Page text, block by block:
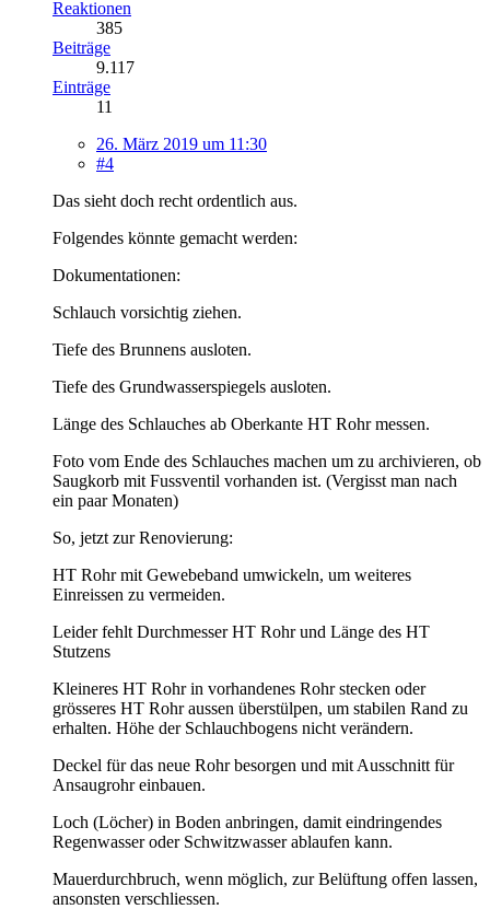
Reaktionen
385
Beiträge
9.117
Einträge
11
26. März 2019 um 11:30
#4
Das sieht doch recht ordentlich aus.
Folgendes könnte gemacht werden:
Dokumentationen:
Schlauch vorsichtig ziehen.
Tiefe des Brunnens ausloten.
Tiefe des Grundwasserspiegels ausloten.
Länge des Schlauches ab Oberkante HT Rohr messen.
Foto vom Ende des Schlauches machen um zu archivieren, ob
Saugkorb mit Fussventil vorhanden ist. (Vergisst man nach
ein paar Monaten)
So, jetzt zur Renovierung:
HT Rohr mit Gewebeband umwickeln, um weiteres
Einreissen zu vermeiden.
Leider fehlt Durchmesser HT Rohr und Länge des HT
Stutzens
Kleineres HT Rohr in vorhandenes Rohr stecken oder
grösseres HT Rohr aussen überstülpen, um stabilen Rand zu
erhalten. Höhe der Schlauchbogens nicht verändern.
Deckel für das neue Rohr besorgen und mit Ausschnitt für
Ansaugrohr einbauen.
Loch (Löcher) in Boden anbringen, damit eindringendes
Regenwasser oder Schwitzwasser ablaufen kann.
Mauerdurchbruch, wenn möglich, zur Belüftung offen lassen,
ansonsten verschliessen.